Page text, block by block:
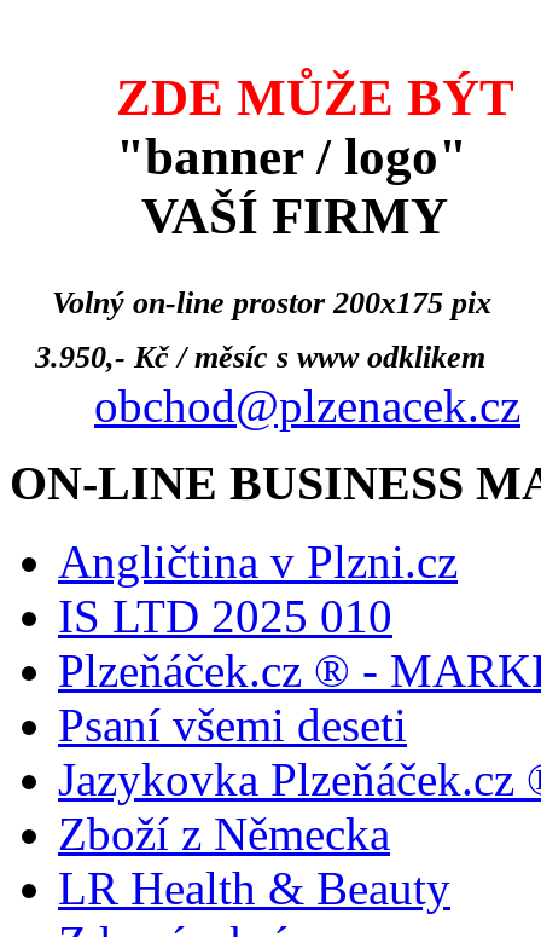
ZDE MŮŽE BÝT
"banner / logo"
VAŠÍ FIRMY
Volný on-line prostor 200x175 pix
3.950,- Kč / měsíc s www odklikem
obchod@plzenacek.cz
ON-LINE BUSINESS
Angličtina v Plzni.cz
IS LTD 2025 010
Plzeňáček.cz ® -
Psaní všemi deseti
Jazykovka
Zboží z Německa
LR Health & Beauty